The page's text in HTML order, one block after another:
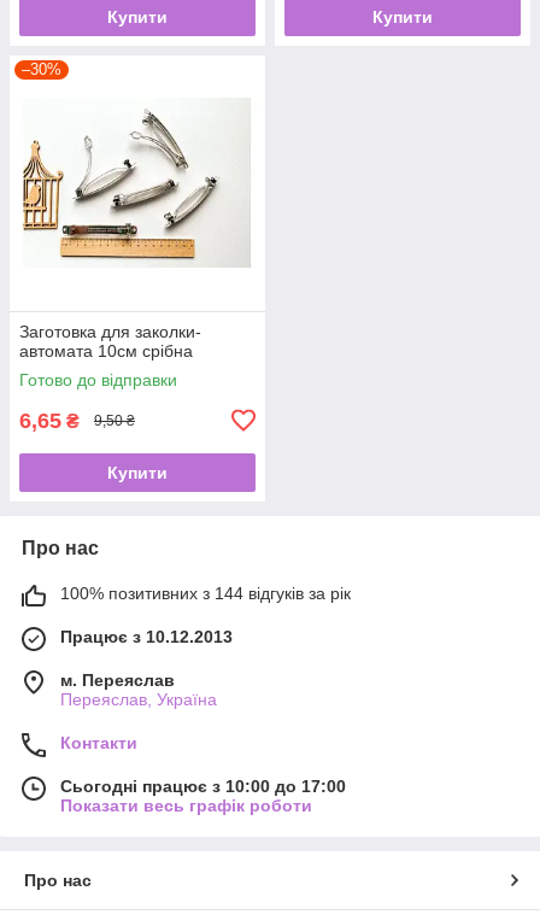
Купити Купити
–30%
Заготовка для заколки-
автомата 10см срібна
Готово до відправки
6,65 ₴ 9,50 ₴
Купити
Про нас
100% позитивних з 144 відгуків за рік
Працює з 10.12.2013
м. Переяслав
Переяслав, Україна
Контакти
Сьогодні працює з 10:00 до 17:00
Показати весь графік роботи
Про нас